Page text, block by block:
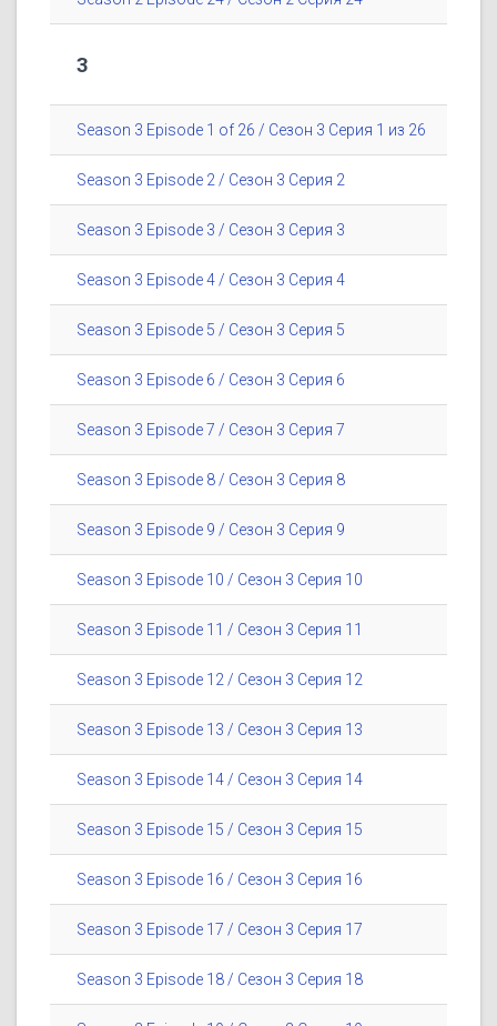
3
Season 3 Episode 1 of 26 / Сезон 3 Серия 1 из 26
Season 3 Episode 2 / Сезон 3 Серия 2
Season 3 Episode 3 / Сезон 3 Серия 3
Season 3 Episode 4 / Сезон 3 Серия 4
Season 3 Episode 5 / Сезон 3 Серия 5
Season 3 Episode 6 / Сезон 3 Серия 6
Season 3 Episode 7 / Сезон 3 Серия 7
Season 3 Episode 8 / Сезон 3 Серия 8
Season 3 Episode 9 / Сезон 3 Серия 9
Season 3 Episode 10 / Сезон 3 Серия 10
Season 3 Episode 11 / Сезон 3 Серия 11
Season 3 Episode 12 / Сезон 3 Серия 12
Season 3 Episode 13 / Сезон 3 Серия 13
Season 3 Episode 14 / Сезон 3 Серия 14
Season 3 Episode 15 / Сезон 3 Серия 15
Season 3 Episode 16 / Сезон 3 Серия 16
Season 3 Episode 17 / Сезон 3 Серия 17
Season 3 Episode 18 / Сезон 3 Серия 18